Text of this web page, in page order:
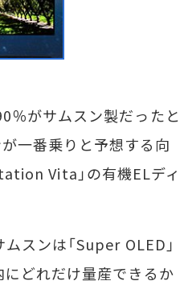
％がサムスン製だったと
一番乗りと予想する向
Vita」の有機ELディ
スンは「Super OLED」
にどれだけ量産できるか